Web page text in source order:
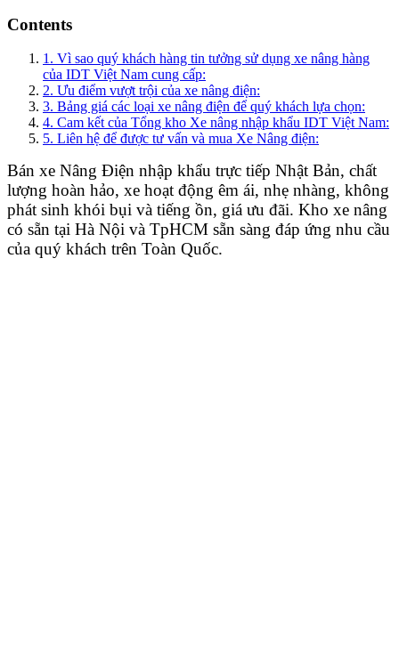
Contents
1. Vì sao quý khách hàng tin tưởng sử dụng xe nâng hàng
của IDT Việt Nam cung cấp:
2. Ưu điểm vượt trội của xe nâng điện:
3. Bảng giá các loại xe nâng điện để quý khách lựa chọn:
4. Cam kết của Tổng kho Xe nâng nhập khẩu IDT Việt Nam:
5. Liên hệ để được tư vấn và mua Xe Nâng điện:
Bán xe Nâng Điện nhập khẩu trực tiếp Nhật Bản, chất
lượng hoàn hảo, xe hoạt động êm ái, nhẹ nhàng, không
phát sinh khói bụi và tiếng ồn, giá ưu đãi. Kho xe nâng
có sẵn tại Hà Nội và TpHCM sẵn sàng đáp ứng nhu cầu
của quý khách trên Toàn Quốc.